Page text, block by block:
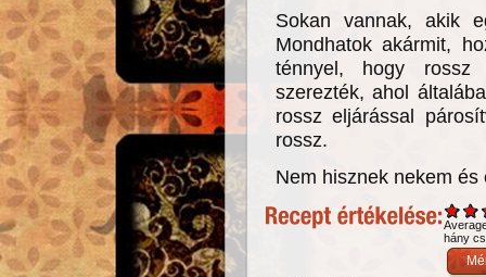
Sokan vannak, akik
Mondhatok akármit,
ténnyel, hogy rossz
szerezték, ahol
rossz eljárással
rossz.
Nem hisznek nekem és
hány